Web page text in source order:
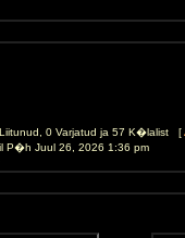
0 Varjatud ja 57 K�lalist [
P�h Juul 26, 2026 1:36 pm